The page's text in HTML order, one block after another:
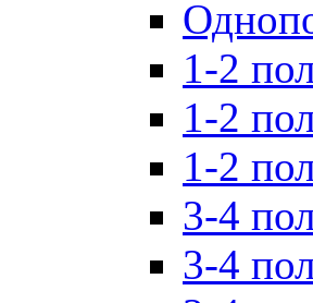
1-2
1-2
1-2
3-4
3-4